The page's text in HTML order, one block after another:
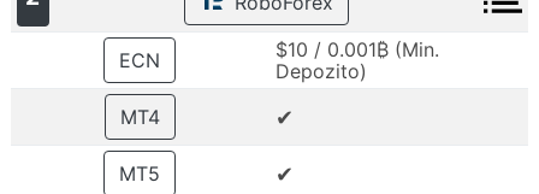
ECN
$10 / 0.001₿ (Min.
Depozito)
MT4
✔
MT5 ✔